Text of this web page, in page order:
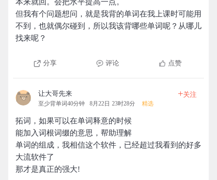
本来就回。会把水平提高一点。
但我有个问题想问，就是我背的单词在我上课时可能用
不到，也就偶尔碰到，所以我该背哪些单词呢？从哪儿
找来呢？
分享 评论 点赞
让大哥先来
至少背单词40分钟 8月22日 23时28分 精选
+关注
拓词，如果可以在单词释意的时候
能加入词根词缀的意思，帮助理解
单词的组成，我相信这个软件，已经超过我看到的好多
大流软件了
那才是真正的强大!